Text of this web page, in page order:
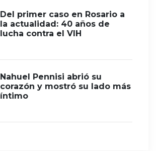
Del primer caso en Rosario a
la actualidad: 40 años de
lucha contra el VIH
Nahuel Pennisi abrió su
corazón y mostró su lado más
íntimo